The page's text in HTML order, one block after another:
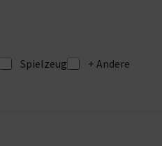
Spielzeug + Andere